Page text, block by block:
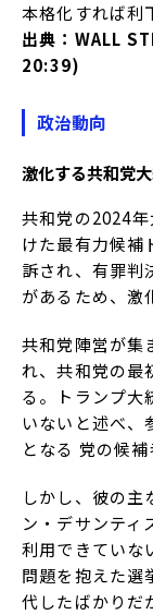
本格化すれば利
出典：WALL
20:39)
政治動向
激化する共和党
共和党の2024
けた最有力候補
訴され、有罪判
があるため、激
共和党陣営が集
れ、共和党の最
る。トランプ大
いないと述べ、
となる 党の候
しかし、彼の主
ン・デサンティ
利用できていな
問題を抱えた選
代したばかりだ